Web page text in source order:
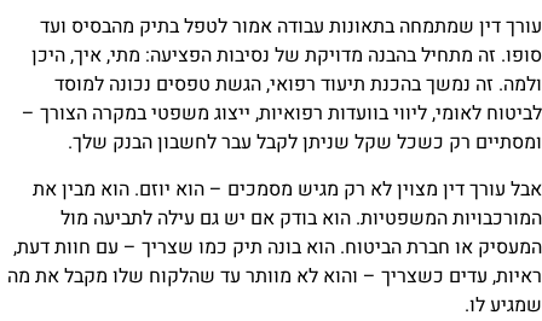
עורך דין שמתמחה בתאונות עבודה אמור לטפל בתיק מהבסיס ועד
סופו. זה מתחיל בהבנה מדויקת של נסיבות הפציעה: מתי, איך, היכן
ולמה. זה נמשך בהכנת תיעוד רפואי, הגשת טפסים נכונה למוסד
לביטוח לאומי, ליווי בוועדות רפואיות, ייצוג משפטי במקרה הצורך –
ומסתיים רק כשכל שקל שניתן לקבל עבר לחשבון הבנק שלך.
אבל עורך דין מצוין לא רק מגיש מסמכים – הוא יוזם. הוא מבין את
המורכבויות המשפטיות. הוא בודק אם יש גם עילה לתביעה מול
המעסיק או חברת הביטוח. הוא בונה תיק כמו שצריך – עם חוות דעת,
ראיות, עדים כשצריך – והוא לא מוותר עד שהלקוח שלו מקבל את מה
שמגיע לו.